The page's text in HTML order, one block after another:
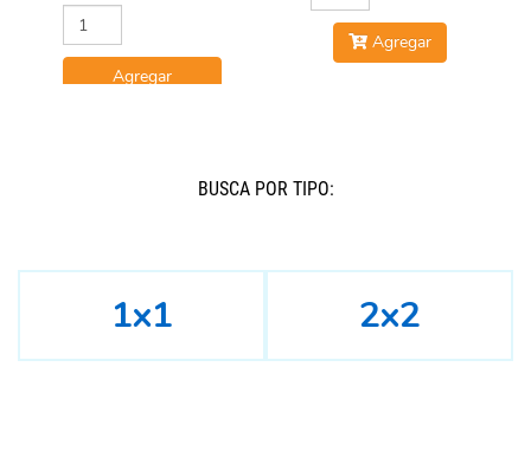
Agregar
Agregar
BUSCÁ POR TIPO:
1x1 2x2